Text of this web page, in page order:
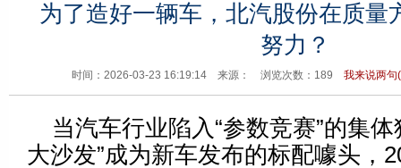
为了造好一辆车，北汽股份在质量
努力？
时间：2026-03-23 16:19:14 来源： 浏览次数： 189 我来说两句(
当汽车行业陷入“参数竞赛”的集
大沙发”成为新车发布的标配噱头，